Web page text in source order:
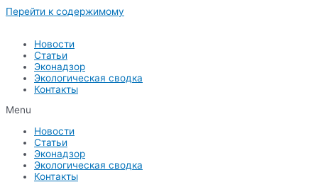
Перейти к содержимому
Новости
Статьи
Эконадзор
Экологическая сводка
Контакты
Menu
Новости
Статьи
Эконадзор
Экологическая сводка
Контакты